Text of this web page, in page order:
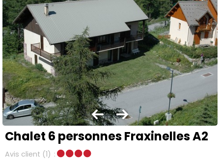
Chalet 6 personnes Fraxinelles A2
Avis client (1)